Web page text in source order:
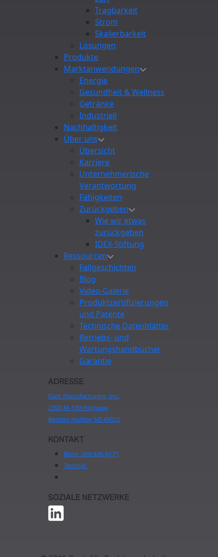
Tragbarkeit
Strom
Skalierbarkeit
Lösungen
Produkte
Marktanwendungen
Energie
Gesundheit & Wellness
Getränke
Industriell
Nachhaltigkeit
Über uns
Übersicht
Karriere
Unternehmerische
Verantwortung
Fähigkeiten
Zurückgeben
Wie wir etwas
zurückgeben
IDEX-Stiftung
Ressourcen
Fallgeschichten
Blog
Video-Galerie
Produktzertifizierungen
und Patente
Technische Datenblätter
Betriebs- und
Wartungshandbücher
Garantie
ADRESSE
Gast Manufacturing, Inc.
2300 M-139 Highway
Benton Harbor, MI 49022
KONTAKT
Büro:269-926-6171
Technik:
SOZIALE NETZWERKE